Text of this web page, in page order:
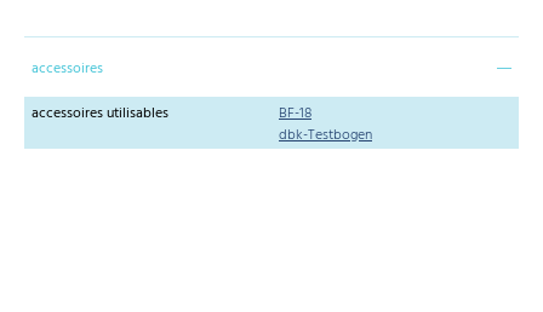
accessoires
accessoires utilisables
BF-18
dbk-Testbogen